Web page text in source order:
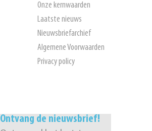
Onze kernwaarden
Laatste nieuws
Nieuwsbriefarchief
Algemene Voorwaarden
Privacy policy
Ontvang de nieuwsbrief!